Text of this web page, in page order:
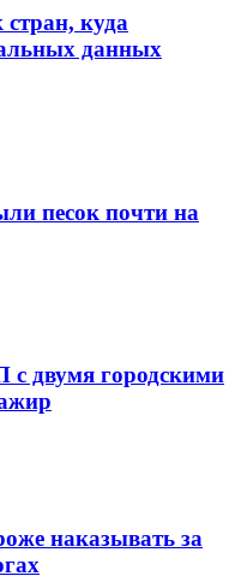
стран, куда
данных
песок почти на
двумя городскими
наказывать за